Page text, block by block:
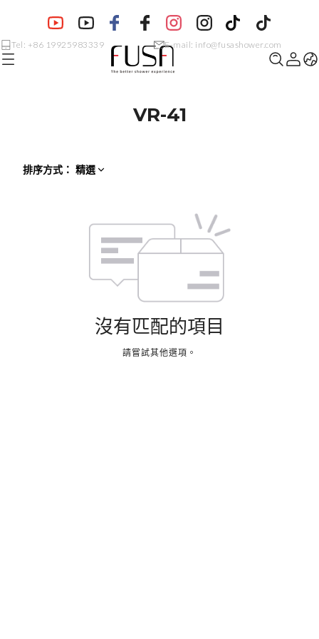
Tel: +86 19925983339 E-mail: info@fusashower.com
VR-41
排序方式 ： 精選
沒有匹配的項目
請嘗試其他選項。